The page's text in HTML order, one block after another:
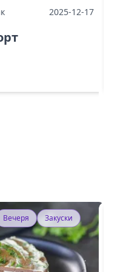
2025-12-17
Вечеря Закуски